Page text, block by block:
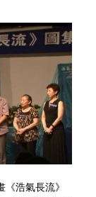
浩氣長流》